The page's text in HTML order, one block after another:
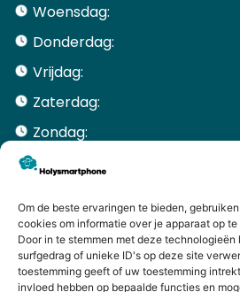
Om de beste ervaringen te bieden,
cookies om informatie over je apparaat op
Door in te stemmen met deze
surfgedrag of unieke ID's op deze site
toestemming geeft of uw toestemming
invloed hebben op bepaalde functies en
Woensdag:
Donderdag:
Vrijdag:
Zaterdag:
Zondag:
ACCOUNT
Mijn Account
Bestellingen
Mijn winkelwagen
HANDIGE LINKS
Levering en retourneren